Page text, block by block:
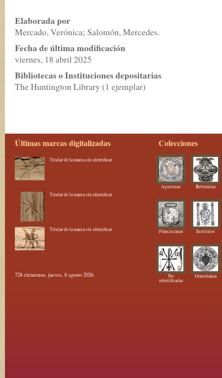
Elaborada por
Mercado, Verónica; Salomón, Mercedes.
Fecha de última modificación
viernes, 18 abril 2025
Bibliotecas o Instituciones depositarias
The Huntington Library (1 ejemplar)
Últimas marcas digitalizadas
Titular de la marca sin identificar
Titular de la marca sin identificar
Titular de la marca sin identificar
728 elementos, jueves, 6 agosto 2026.
Colecciones
Agustinas Betlemitas
Franciscanas Institutos
No
identificadas
Oratorianas